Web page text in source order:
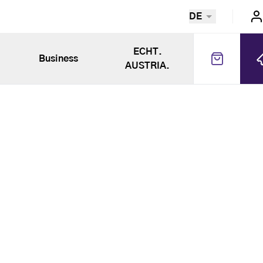
Business
ECHT.
AUSTRIA.
DE